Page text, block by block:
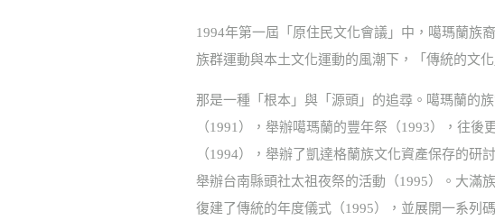
1994年第一屆「原住民文化會議」中，噶瑪蘭族
族群運動與本土文化運動的風潮下，「傳統的文
那是一種「根本」與「源頭」的追尋。噶瑪蘭的
（1991），舉辦噶瑪蘭的豐年祭（1993），往
（1994），舉辦了凱達格蘭族文化資產保存的
舉辦台南縣頭社太祖夜祭的活動（1995）。大滿
復建了傳統的年度儀式（1995），並展開一系列